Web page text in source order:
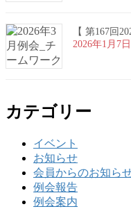
【 第167回
2026年1月7日
カテゴリー
イベント
お知らせ
会員からのお知ら
例会報告
例会案内